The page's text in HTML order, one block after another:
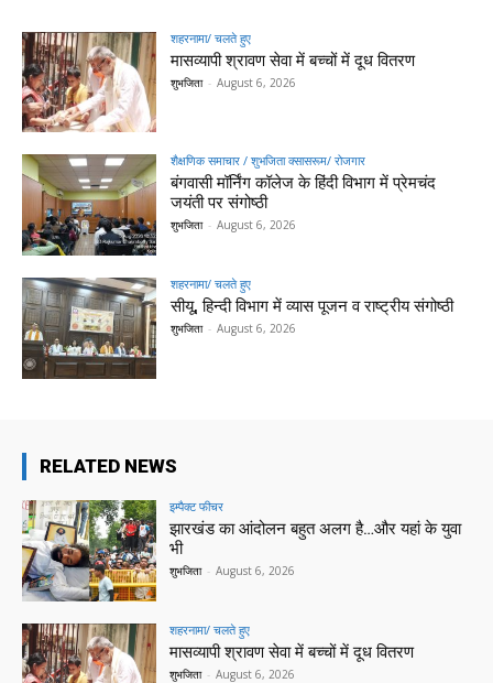
शहरनामा/ चलते हुए
मासव्यापी श्रावण सेवा में बच्चों में दूध वितरण
शुभजिता - August 6, 2026
शैक्षणिक समाचार / शुभजिता क्सासरूम/ रोजगार
बंगवासी मॉर्निंग कॉलेज के हिंदी विभाग में प्रेमचंद
जयंती पर संगोष्ठी
शुभजिता - August 6, 2026
शहरनामा/ चलते हुए
सीयू, हिन्दी विभाग में व्यास पूजन व राष्ट्रीय संगोष्ठी
शुभजिता - August 6, 2026
RELATED NEWS
इम्पैक्ट फीचर
झारखंड का आंदोलन बहुत अलग है…और यहां के युवा
भी
शुभजिता - August 6, 2026
शहरनामा/ चलते हुए
मासव्यापी श्रावण सेवा में बच्चों में दूध वितरण
शुभजिता - August 6, 2026